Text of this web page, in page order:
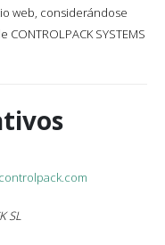
web, considerándose
SYSTEMS
SL